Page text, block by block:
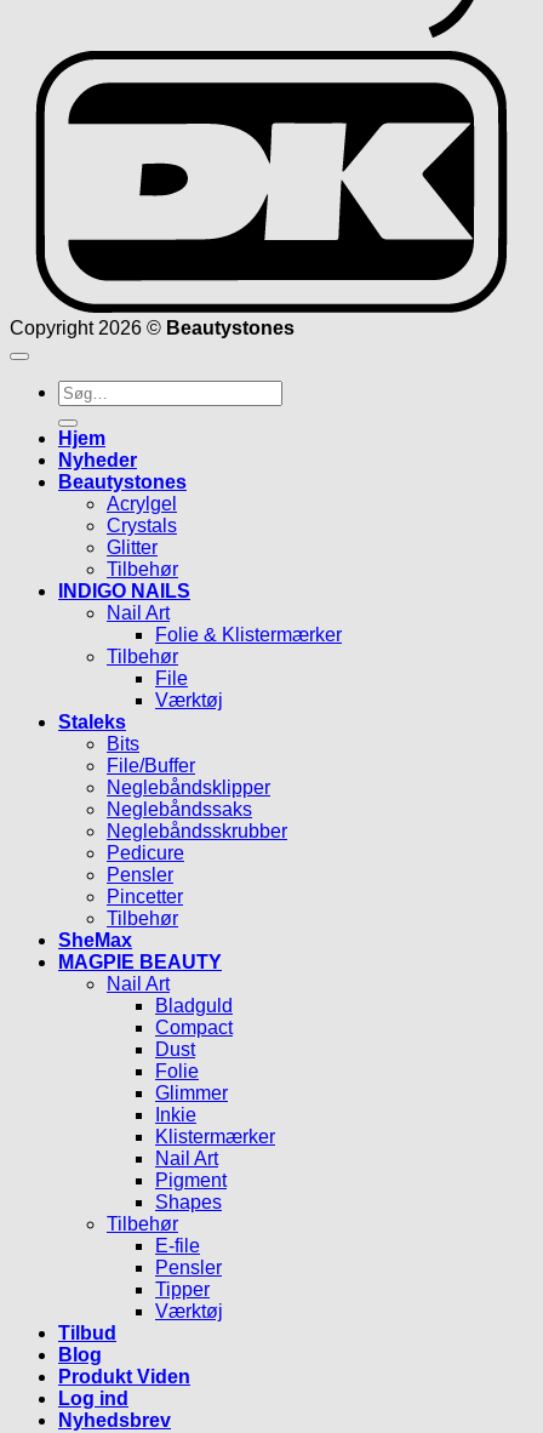
Copyright 2026 © Beautystones
Søg
efter:
Hjem
Nyheder
Beautystones
Acrylgel
Crystals
Glitter
Tilbehør
INDIGO NAILS
Nail Art
Folie & Klistermærker
Tilbehør
File
Værktøj
Staleks
Bits
File/Buffer
Neglebåndsklipper
Neglebåndssaks
Neglebåndsskrubber
Pedicure
Pensler
Pincetter
Tilbehør
SheMax
MAGPIE BEAUTY
Nail Art
Bladguld
Compact
Dust
Folie
Glimmer
Inkie
Klistermærker
Nail Art
Pigment
Shapes
Tilbehør
E-file
Pensler
Tipper
Værktøj
Tilbud
Blog
Produkt Viden
Log ind
Nyhedsbrev